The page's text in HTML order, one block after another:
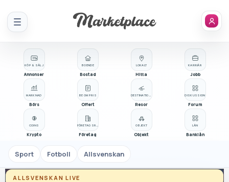
Meny
KÖP & SÄLJ
Annonser
BOENDE
Bostad
OBJEKT
Objekt
BE OM PRIS
Offert
Företag
LÅN
Banklån
MARKNAD
Börs
LOKALT
Hitta
KARRIÄR
Jobb
Resor
COINS
Krypto
DISKUSSION
Forum
Sport Fotboll Allsvenskan
ALLSVENSKAN LIVE